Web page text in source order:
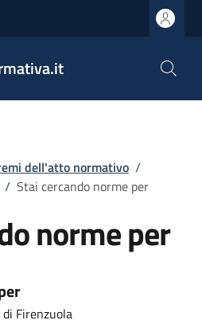
dell'atto normativo /
/ Stai cercando norme per
norme per
di Firenzuola